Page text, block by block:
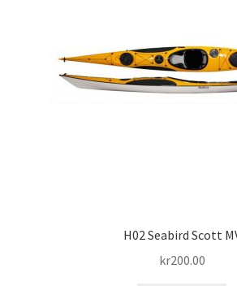
H02 Seabird Scott
kr200.00